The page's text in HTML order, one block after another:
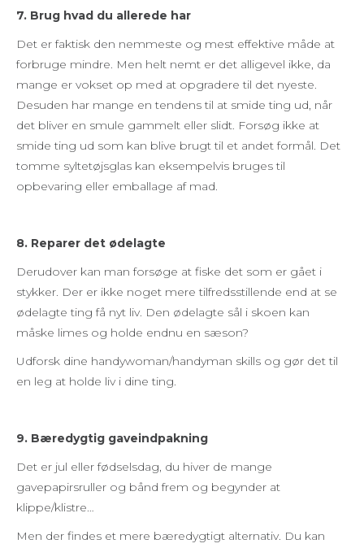
7. Brug hvad du allerede har
Det er faktisk den nemmeste og mest effektive måde at
forbruge mindre. Men helt nemt er det alligevel ikke, da
mange er vokset op med at opgradere til det nyeste.
Desuden har mange en tendens til at smide ting ud, når
det bliver en smule gammelt eller slidt. Forsøg ikke at
smide ting ud som kan blive brugt til et andet formål. Det
tomme syltetøjsglas kan eksempelvis bruges til
opbevaring eller emballage af mad.
8. Reparer det ødelagte
Derudover kan man forsøge at fiske det som er gået i
stykker. Der er ikke noget mere tilfredsstillende end at se
ødelagte ting få nyt liv. Den ødelagte sål i skoen kan
måske limes og holde endnu en sæson?
Udforsk dine handywoman/handyman skills og gør det til
en leg at holde liv i dine ting.
9. Bæredygtig gaveindpakning
Det er jul eller fødselsdag, du hiver de mange
gavepapirsruller og bånd frem og begynder at
klippe/klistre…
Men der findes et mere bæredygtigt alternativ. Du kan